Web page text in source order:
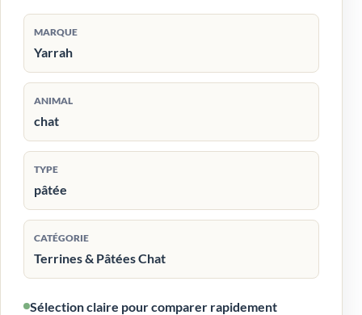
MARQUE
Yarrah
ANIMAL
chat
TYPE
pâtée
CATÉGORIE
Terrines & Pâtées Chat
Sélection claire pour comparer rapidement